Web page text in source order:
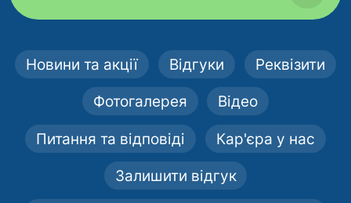
Новини та акції Відгуки Реквізити
Фотогалерея Відео
Питання та відповіді Кар'єра у нас
Залишити відгук